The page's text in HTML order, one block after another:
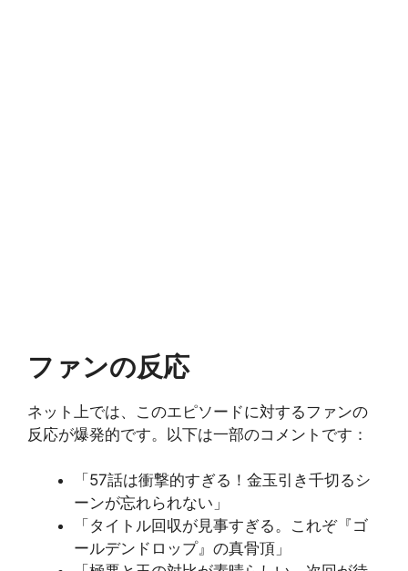
ファンの反応
ネット上では、このエピソードに対するファンの
反応が爆発的です。以下は一部のコメントです：
「57話は衝撃的すぎる！金玉引き千切るシ
ーンが忘れられない」
「タイトル回収が見事すぎる。これぞ『ゴ
ールデンドロップ』の真骨頂」